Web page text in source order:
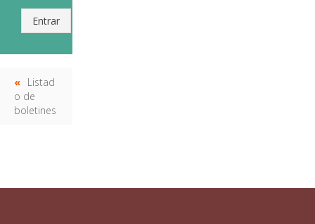
Entrar
Listad
o de
boletines